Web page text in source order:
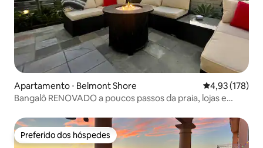
Apartamento ⋅ Belmont Shore 4,93 de uma
4,93 (178)
Bangalô RENOVADO a poucos passos da praia, lojas e
Preferido dos hóspedes
Preferido dos hóspedes